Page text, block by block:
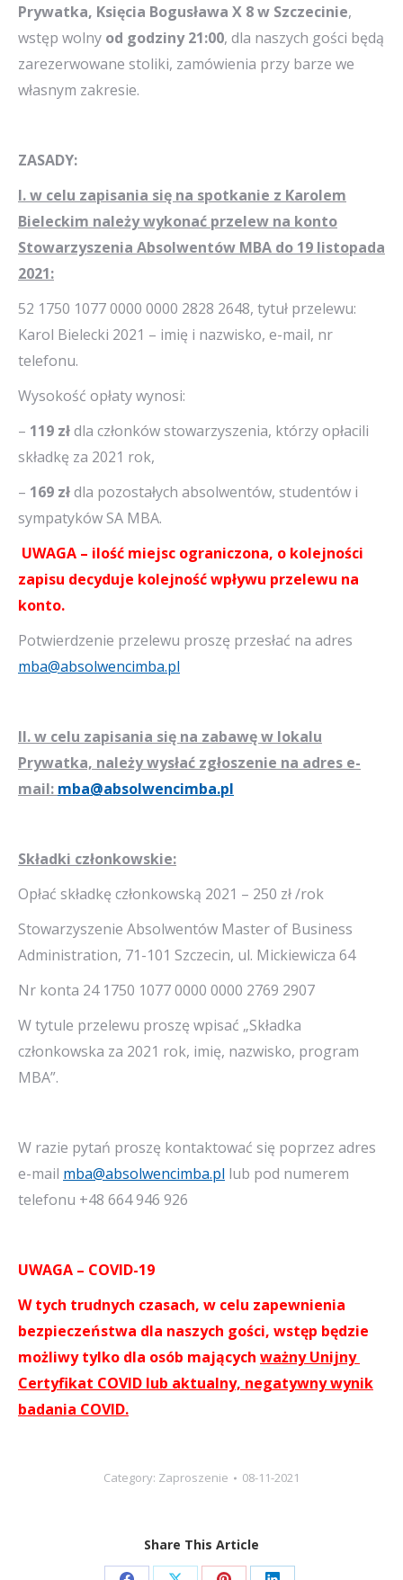
Prywatka, Księcia Bogusława X 8 w Szczecinie,
wstęp wolny od godziny 21:00, dla naszych gości będą
zarezerwowane stoliki, zamówienia przy barze we
własnym zakresie.
ZASADY:
I. w celu zapisania się na spotkanie z Karolem
Bieleckim należy wykonać przelew na konto
Stowarzyszenia Absolwentów MBA do 19 listopada
2021:
52 1750 1077 0000 0000 2828 2648, tytuł przelewu:
Karol Bielecki 2021 – imię i nazwisko, e-mail, nr
telefonu.
Wysokość opłaty wynosi:
– 119 złdla członków stowarzyszenia, którzy opłacili
składkę za 2021 rok,
– 169 złdla pozostałych absolwentów, studentów i
sympatyków SA MBA.
UWAGA – ilość miejsc ograniczona, o kolejności
zapisu decyduje kolejność wpływu przelewu na
konto.
Potwierdzenie przelewu proszę przesłać na adres
mba@absolwencimba.pl
II. w celu zapisania się na zabawę w lokalu
Prywatka, należy wysłać zgłoszenie na adres e-
mail: mba@absolwencimba.pl
Składki członkowskie:
Opłać składkę członkowską 2021 – 250 zł /rok
Stowarzyszenie Absolwentów Master of Business
Administration, 71-101 Szczecin, ul. Mickiewicza 64
Nr konta 24 1750 1077 0000 0000 2769 2907
W tytule przelewu proszę wpisać „Składka
członkowska za 2021 rok, imię, nazwisko, program
MBA”.
W razie pytań proszę kontaktować się poprzez adres
e-mail mba@absolwencimba.pl lub pod numerem
telefonu +48 664 946 926
UWAGA – COVID-19
W tych trudnych czasach, w celu zapewnienia
bezpieczeństwa dla naszych gości, wstęp będzie
możliwy tylko dla osób mających ważny Unijny
Certyfikat COVID lub aktualny, negatywny wynik
badania COVID.
Category: Zaproszenie 08-11-2021
Share This Article